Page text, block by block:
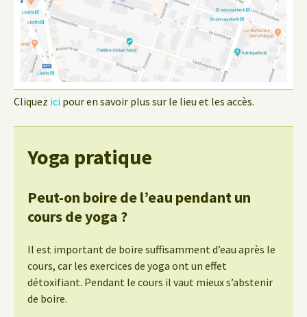
Cliquez ici pour en savoir plus sur le lieu et les accès.
Yoga pratique
Peut-on boire de l’eau pendant un
cours de yoga ?
Il est important de boire suffisamment d’eau après le
cours, car les exercices de yoga ont un effet
détoxifiant. Pendant le cours il vaut mieux s’abstenir
de boire.